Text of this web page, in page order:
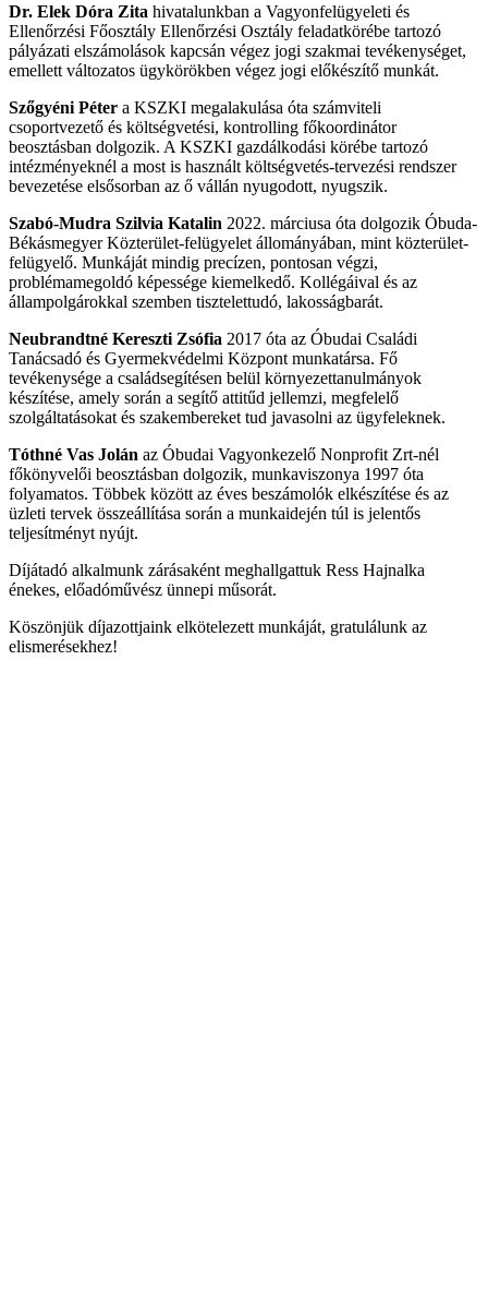
Dr. Elek Dóra Zita hivatalunkban a Vagyonfelügyeleti és
Ellenőrzési Főosztály Ellenőrzési Osztály feladatkörébe tartozó
pályázati elszámolások kapcsán végez jogi szakmai tevékenységet,
emellett változatos ügykörökben végez jogi előkészítő munkát.
Szőgyéni Péter a KSZKI megalakulása óta számviteli
csoportvezető és költségvetési, kontrolling főkoordinátor
beosztásban dolgozik. A KSZKI gazdálkodási körébe tartozó
intézményeknél a most is használt költségvetés-tervezési rendszer
bevezetése elsősorban az ő vállán nyugodott, nyugszik.
Szabó-Mudra Szilvia Katalin 2022. márciusa óta dolgozik Óbuda-
Békásmegyer Közterület-felügyelet állományában, mint közterület-
felügyelő. Munkáját mindig precízen, pontosan végzi,
problémamegoldó képessége kiemelkedő. Kollégáival és az
állampolgárokkal szemben tisztelettudó, lakosságbarát.
Neubrandtné Kereszti Zsófia 2017 óta az Óbudai Családi
Tanácsadó és Gyermekvédelmi Központ munkatársa. Fő
tevékenysége a családsegítésen belül környezettanulmányok
készítése, amely során a segítő attitűd jellemzi, megfelelő
szolgáltatásokat és szakembereket tud javasolni az ügyfeleknek.
Tóthné Vas Jolán az Óbudai Vagyonkezelő Nonprofit Zrt-nél
főkönyvelői beosztásban dolgozik, munkaviszonya 1997 óta
folyamatos. Többek között az éves beszámolók elkészítése és az
üzleti tervek összeállítása során a munkaidején túl is jelentős
teljesítményt nyújt.
Díjátadó alkalmunk zárásaként meghallgattuk Ress Hajnalka
énekes, előadóművész ünnepi műsorát.
Köszönjük díjazottjaink elkötelezett munkáját, gratulálunk az
elismerésekhez!